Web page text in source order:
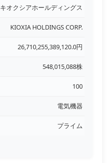
キオクシアホールディングス
KIOXIA HOLDINGS CORP.
26,710,255,389,120.0円
548,015,088株
100
電気機器
プライム